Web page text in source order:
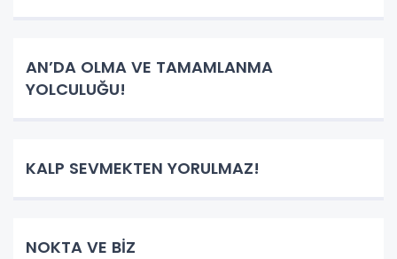
AN’DA OLMA VE TAMAMLANMA
YOLCULUĞU!
KALP SEVMEKTEN YORULMAZ!
NOKTA VE BİZ